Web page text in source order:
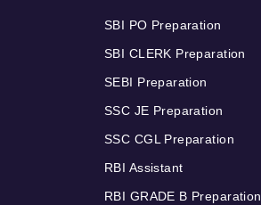
SBI PO Preparation
SBI CLERK Preparation
SEBI Preparation
SSC JE Preparation
SSC CGL Preparation
RBI Assistant
RBI GRADE B Preparation